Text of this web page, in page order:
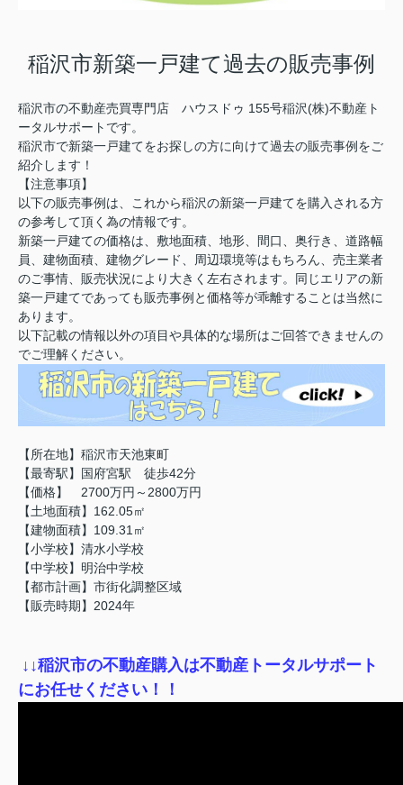
稲沢市新築一戸建て過去の販売事例
稲沢市の不動産売買専門店 ハウスドゥ 155号稲沢(株)不動産ト
ータルサポートです。
稲沢市で新築一戸建てをお探しの方に向けて過去の販売事例をご
紹介します！
【注意事項】
以下の販売事例は、これから稲沢の新築一戸建てを購入される方
の参考して頂く為の情報です。
新築一戸建ての価格は、敷地面積、地形、間口、奥行き、道路幅
員、建物面積、建物グレード、周辺環境等はもちろん、売主業者
のご事情、販売状況により大きく左右されます。同じエリアの新
築一戸建てであっても販売事例と価格等が乖離することは当然に
あります。
以下記載の情報以外の項目や具体的な場所はご回答できませんの
でご理解ください。
【所在地】稲沢市天池東町
【最寄駅】国府宮駅 徒歩42分
【価格】 2700万円～2800万円
【土地面積】162.05㎡
【建物面積】109.31㎡
【小学校】清水小学校
【中学校】明治中学校
【都市計画】市街化調整区域
【販売時期】2024年
↓ ↓稲沢市の不動産購入は不動産トータルサポート
にお任せください！！